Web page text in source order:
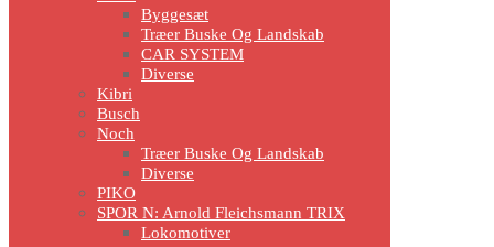
Byggesæt
Træer Buske Og Landskab
CAR SYSTEM
Diverse
Kibri
Busch
Noch
Træer Buske Og Landskab
Diverse
PIKO
SPOR N: Arnold Fleichsmann TRIX
Lokomotiver